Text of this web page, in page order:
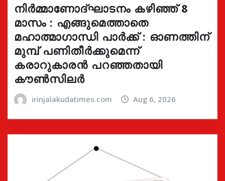
നിർമ്മാണോദ്ഘാടനം കഴിഞ്ഞ് 8
മാസം : എങ്ങുമെത്താതെ
മഹാത്മാഗാന്ധി പാർക്ക് : ഓണത്തിന്
മുമ്പ് പണിതീർക്കുമെന്ന്
കരാറുകാരൻ പറഞ്ഞതായി
കൗൺസിലർ
irinjalakudatimes.com Aug 6, 2026